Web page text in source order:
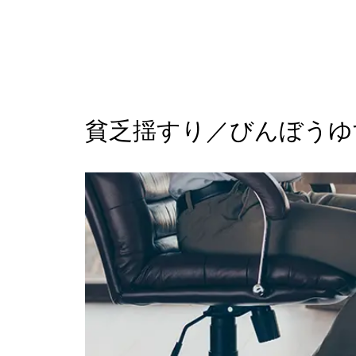
貧乏揺すり／びんぼう